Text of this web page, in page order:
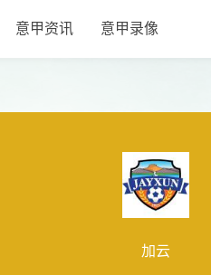
意甲资讯 意甲录像
加云